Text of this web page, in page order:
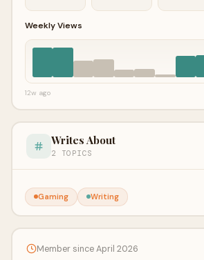
Weekly Views
12w ago
Writes About
2 TOPICS
Gaming Writing
Member since April 2026